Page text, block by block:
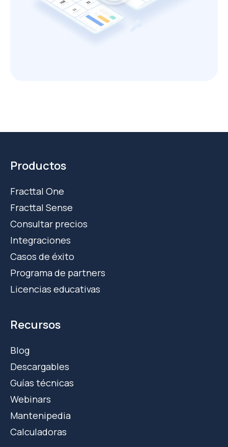
Productos
Fracttal One
Fracttal Sense
Consultar precios
Integraciones
Casos de éxito
Programa de partners
Licencias educativas
Recursos
Blog
Descargables
Guías técnicas
Webinars
Mantenipedia
Calculadoras